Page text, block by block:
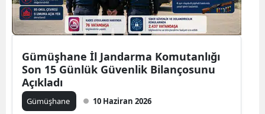
Gümüşhane
Hakkari
Hatay
Mersin
Gümüşhane İl Jandarma Komutanlığı
Son 15 Günlük Güvenlik Bilançosunu
Açıkladı
Gümüşhane 10 Haziran 2026